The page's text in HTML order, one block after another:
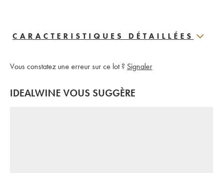
CARACTERISTIQUES DÉTAILLÉES
Vous constatez une erreur sur ce lot ? Signaler
IDEALWINE VOUS SUGGÈRE